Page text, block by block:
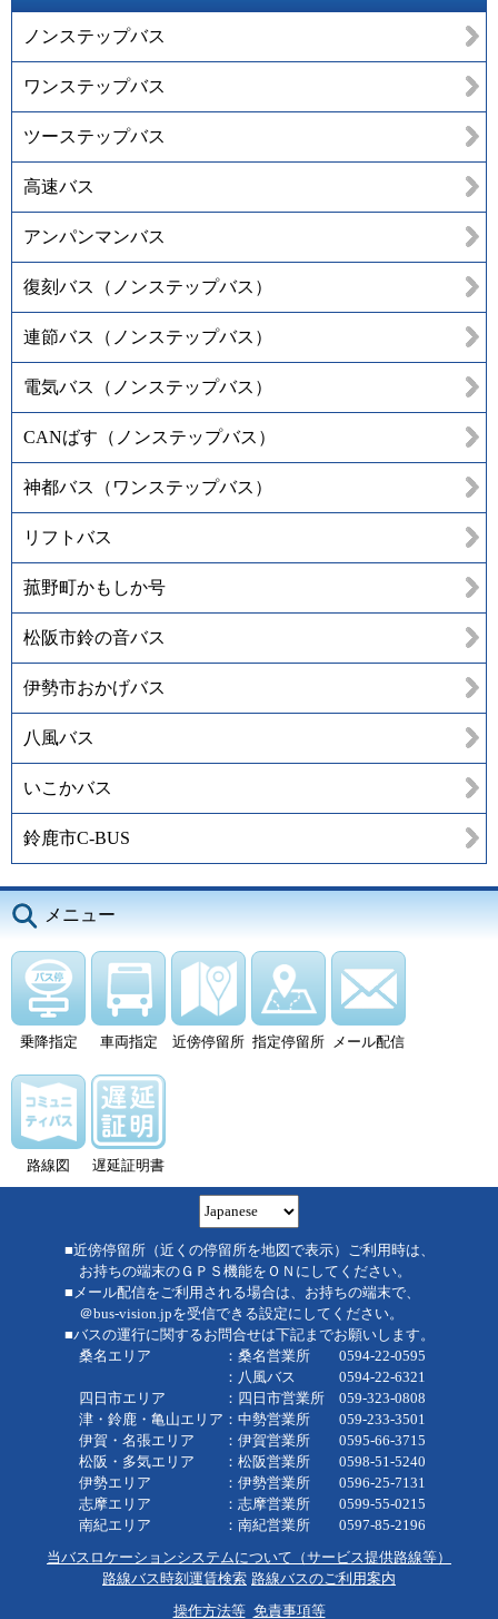
ノンステップバス
ワンステップバス
ツーステップバス
高速バス
アンパンマンバス
復刻バス（ノンステップバス）
連節バス（ノンステップバス）
電気バス（ノンステップバス）
CANばす（ノンステップバス）
神都バス（ワンステップバス）
リフトバス
菰野町かもしか号
松阪市鈴の音バス
伊勢市おかげバス
八風バス
いこかバス
鈴鹿市C-BUS
メニュー
乗降指定 車両指定 近傍停留所 指定停留所 メール配信
路線図 遅延証明書
■近傍停留所（近くの停留所を地図で表示）ご利用時は、
お持ちの端末のＧＰＳ機能をＯＮにしてください。
■メール配信をご利用される場合は、お持ちの端末で、
＠bus-vision.jpを受信できる設定にしてください。
■バスの運行に関するお問合せは下記までお願いします。
桑名エリア ：桑名営業所 0594-22-0595
：八風バス 0594-22-6321
四日市エリア ：四日市営業所 059-323-0808
津・鈴鹿・亀山エリア：中勢営業所 059-233-3501
伊賀・名張エリア ：伊賀営業所 0595-66-3715
松阪・多気エリア ：松阪営業所 0598-51-5240
伊勢エリア ：伊勢営業所 0596-25-7131
志摩エリア ：志摩営業所 0599-55-0215
南紀エリア ：南紀営業所 0597-85-2196
当バスロケーションシステムについて（サービス提供路線等）
路線バス時刻運賃検索 路線バスのご利用案内
操作方法等 免責事項等